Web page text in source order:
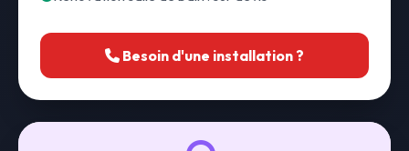
Besoin d'une installation ?